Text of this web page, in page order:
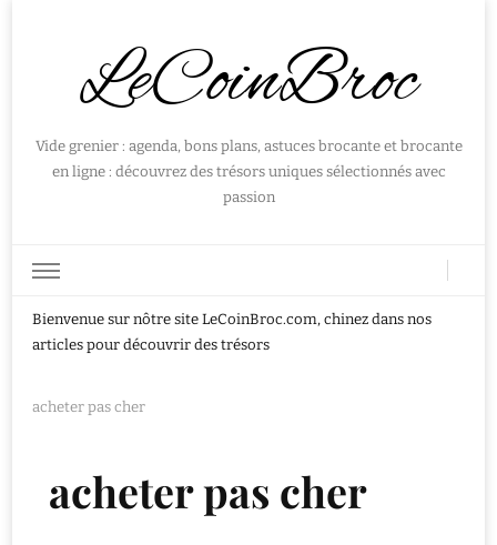
LeCoinBroc
Vide grenier : agenda, bons plans, astuces brocante et brocante
en ligne : découvrez des trésors uniques sélectionnés avec
passion
Bienvenue sur nôtre site LeCoinBroc.com, chinez dans nos
articles pour découvrir des trésors
acheter pas cher
acheter pas cher